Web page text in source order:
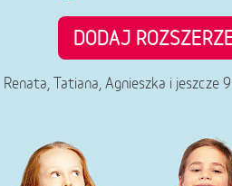
DODAJ
Renata, Tatiana, Agnieszka i jeszcze